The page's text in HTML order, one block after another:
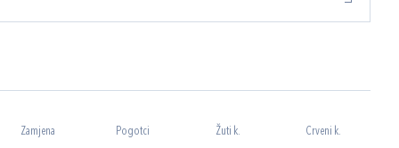
Zamjena Pogotci Žuti k. Crveni k.